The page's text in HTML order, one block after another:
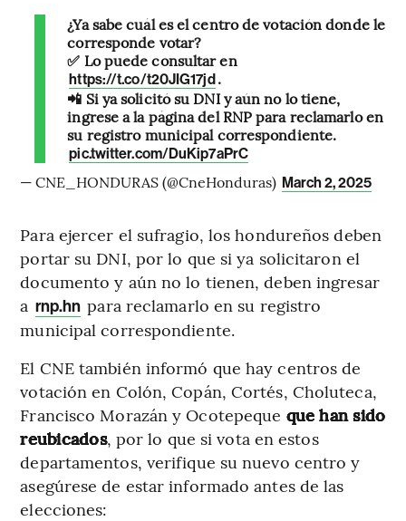
¿Ya sabe cuál es el centro de votación donde le
corresponde votar?
✅ Lo puede consultar en
https://t.co/t20JIG17jd.
📲 Si ya solicitó su DNI y aún no lo tiene,
ingrese a la página del RNP para reclamarlo en
su registro municipal correspondiente.
pic.twitter.com/DuKip7aPrC
— CNE_HONDURAS (@CneHonduras) March 2, 2025
Para ejercer el sufragio, los hondureños deben
portar su DNI, por lo que si ya solicitaron el
documento y aún no lo tienen, deben ingresar
a rnp.hn para reclamarlo en su registro
municipal correspondiente.
El CNE también informó que hay centros de
votación en Colón, Copán, Cortés, Choluteca,
Francisco Morazán y Ocotepeque que han sido
reubicados, por lo que si vota en estos
departamentos, verifique su nuevo centro y
asegúrese de estar informado antes de las
elecciones: